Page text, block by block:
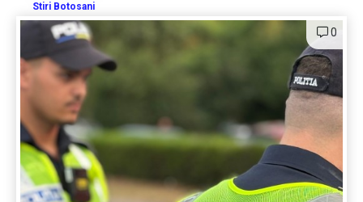
Stiri Botosani
0